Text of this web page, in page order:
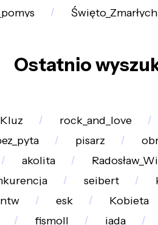
Święto_Zmarłych
Ostatnio
rock_and_love
pisarz
akolita
seibert
esk Kobieta
fismoll iada